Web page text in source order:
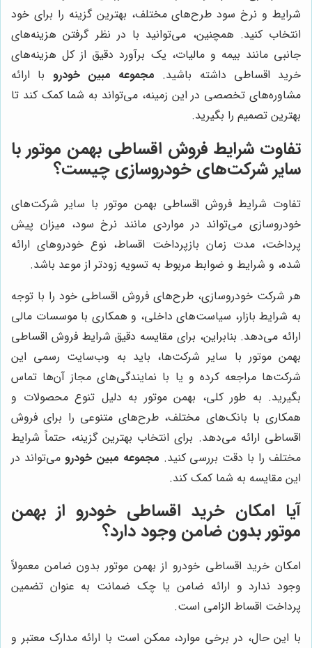
شرایط و نرخ سود طرح‌های مختلف، بهترین گزینه را برای خود
انتخاب کنید. همچنین، می‌توانید با در نظر گرفتن هزینه‌های
جانبی مانند بیمه و مالیات، یک برآورد دقیق از کل هزینه‌های
خرید اقساطی داشته باشید. مجموعه مبین خودرو با ارائه
مشاوره‌های تخصصی در این زمینه، می‌تواند به شما کمک کند تا
بهترین تصمیم را بگیرید.
تفاوت شرایط فروش اقساطی بهمن موتور با
سایر شرکت‌های خودروسازی چیست؟
تفاوت شرایط فروش اقساطی بهمن موتور با سایر شرکت‌های
خودروسازی می‌تواند در مواردی مانند نرخ سود، میزان پیش
پرداخت، مدت زمان بازپرداخت اقساط، نوع خودروهای ارائه
شده، و شرایط و ضوابط مربوط به تسویه زودتر از موعد باشد.
هر شرکت خودروسازی، طرح‌های فروش اقساطی خود را با توجه
به شرایط بازار، سیاست‌های داخلی، و همکاری با موسسات مالی
ارائه می‌دهد. بنابراین، برای مقایسه دقیق شرایط فروش اقساطی
بهمن موتور با سایر شرکت‌ها، باید به وب‌سایت رسمی این
شرکت‌ها مراجعه کرده و یا با نمایندگی‌های مجاز آن‌ها تماس
بگیرید. به طور کلی، بهمن موتور به دلیل تنوع محصولات و
همکاری با بانک‌های مختلف، طرح‌های متنوعی را برای فروش
اقساطی ارائه می‌دهد. برای انتخاب بهترین گزینه، حتماً شرایط
مختلف را با دقت بررسی کنید. مجموعه مبین خودرو می‌تواند در
این مقایسه به شما کمک کند.
آیا امکان خرید اقساطی خودرو از بهمن
موتور بدون ضامن وجود دارد؟
امکان خرید اقساطی خودرو از بهمن موتور بدون ضامن معمولاً
وجود ندارد و ارائه ضامن یا چک ضمانت به عنوان تضمین
پرداخت اقساط الزامی است.
با این حال، در برخی موارد، ممکن است با ارائه مدارک معتبر و